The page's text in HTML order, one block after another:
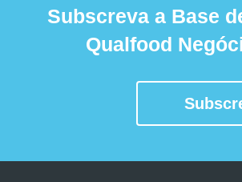
Subscreva a Base
Qualfood